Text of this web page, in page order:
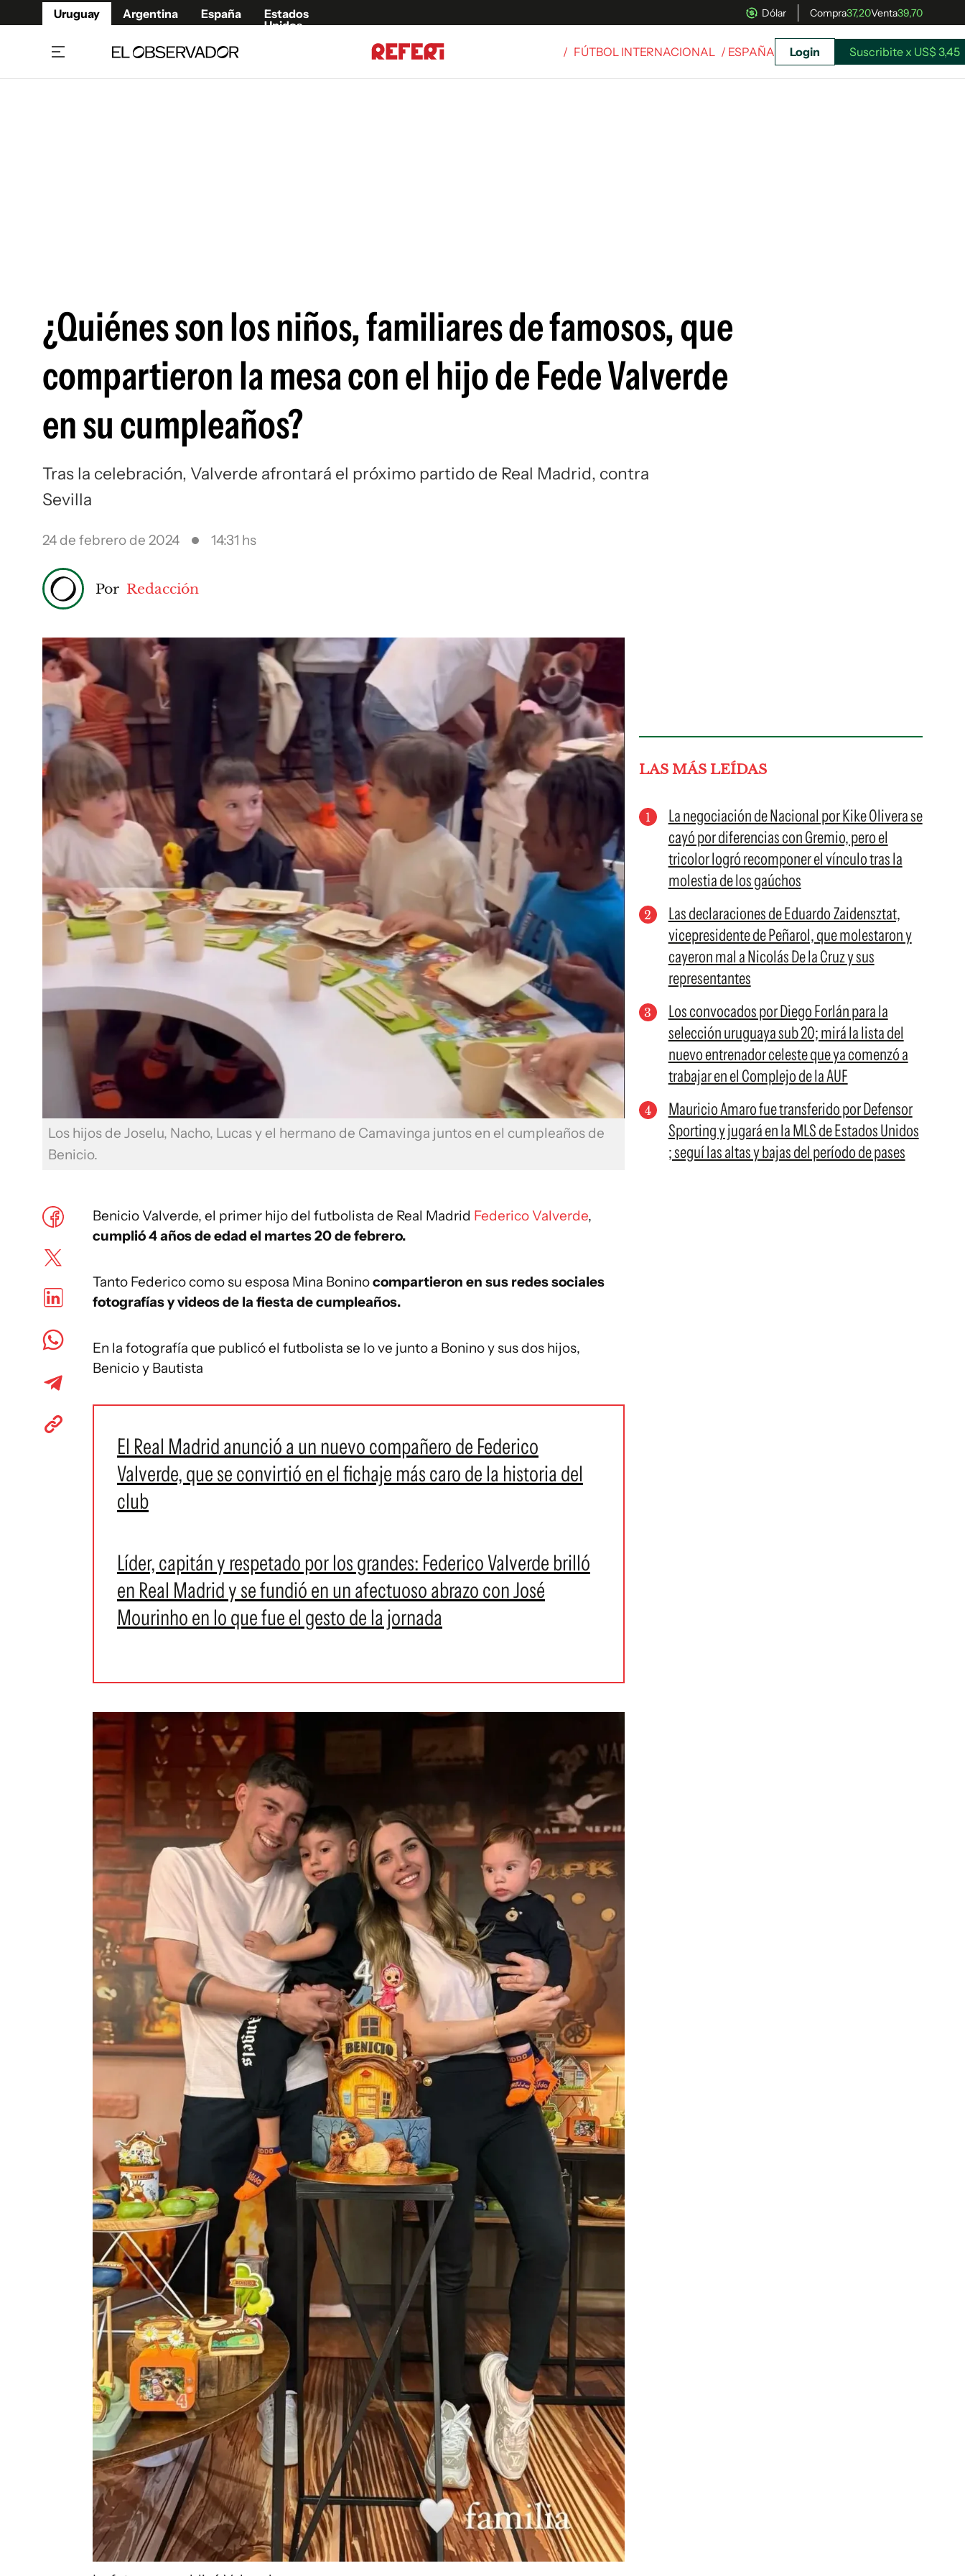
Uruguay Argentina España
Estados
Unidos
Dólar Compra37,20Venta39,70
Siguenos en:
/ FÚTBOL INTERNACIONAL / ESPAÑA Login Suscribite x US$ 3,45
¿Quiénes son los niños, familiares de famosos, que
compartieron la mesa con el hijo de Fede Valverde
en su cumpleaños?
Tras la celebración, Valverde afrontará el próximo partido de Real Madrid, contra
Sevilla
24 de febrero de 2024 14:31 hs
Por Redacción
Los hijos de Joselu, Nacho, Lucas y el hermano de Camavinga juntos en el cumpleaños de
Benicio.
Benicio Valverde, el primer hijo del futbolista de Real Madrid Federico Valverde,
cumplió 4 años de edad el martes 20 de febrero.
Tanto Federico como su esposa Mina Boninocompartieron en sus redes sociales
fotografías y videos de la fiesta de cumpleaños.
En la fotografía que publicó el futbolista se lo ve junto a Bonino y sus dos hijos,
Benicio y Bautista
El Real Madrid anunció a un nuevo compañero de Federico
Valverde, que se convirtió en el fichaje más caro de la historia del
club
Líder, capitán y respetado por los grandes: Federico Valverde brilló
en Real Madrid y se fundió en un afectuoso abrazo con José
Mourinho en lo que fue el gesto de la jornada
LAS MÁS LEÍDAS
La negociación de Nacional por Kike Olivera se
cayó por diferencias con Gremio, pero el
tricolor logró recomponer el vínculo tras la
molestia de los gaúchos
Las declaraciones de Eduardo Zaidensztat,
vicepresidente de Peñarol, que molestaron y
cayeron mal a Nicolás De la Cruz y sus
representantes
Los convocados por Diego Forlán para la
selección uruguaya sub 20; mirá la lista del
nuevo entrenador celeste que ya comenzó a
trabajar en el Complejo de la AUF
Mauricio Amaro fue transferido por Defensor
Sporting y jugará en la MLS de Estados Unidos
; seguí las altas y bajas del período de pases